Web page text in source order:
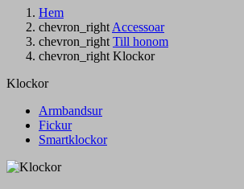
Hem
chevron_rightAccessoar
chevron_right Till honom
chevron_right Klockor
Klockor
Armbandsur
Fickur
Smartklockor